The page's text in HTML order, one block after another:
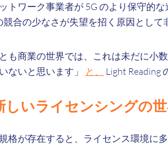
トワーク事業者が 5G のより保守的
競合の少なさが失望を招く原因として
も商業の世界では、これは未だに小
ないと思います」 と、 Light Reading
しいライセンシングの
格が存在すると、ライセンス環境に